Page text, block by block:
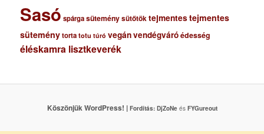
Sasó spárgasüteménysütőtöktejmentestejmentes
süteménytorta totu túró vegánvendégváróédesség
éléskamra lisztkeverék
Köszönjük WordPress! | Fordítás: DjZoNeés FYGureout